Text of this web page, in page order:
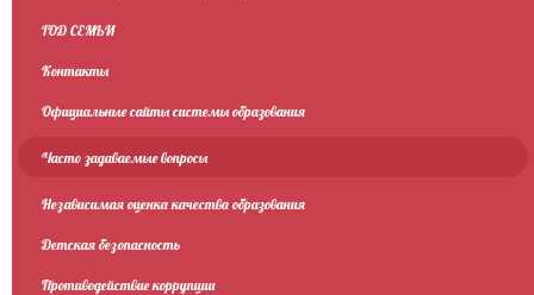
ГОД СЕМЬИ
Контакты
Официальные сайты системы образования
Часто задаваемые вопросы
Независимая оценка качества образования
Детская безопасность
Противодействие коррупции